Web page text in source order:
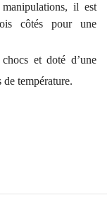
il est
côtés pour une
et doté d’une
température.